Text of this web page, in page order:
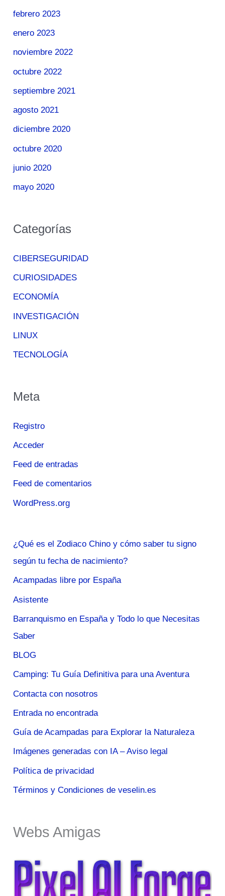
febrero 2023
enero 2023
noviembre 2022
octubre 2022
septiembre 2021
agosto 2021
diciembre 2020
octubre 2020
junio 2020
mayo 2020
Categorías
CIBERSEGURIDAD
CURIOSIDADES
ECONOMÍA
INVESTIGACIÓN
LINUX
TECNOLOGÍA
Meta
Registro
Acceder
Feed de entradas
Feed de comentarios
WordPress.org
¿Qué es el Zodiaco Chino y cómo saber tu signo
según tu fecha de nacimiento?
Acampadas libre por España
Asistente
Barranquismo en España y Todo lo que Necesitas
Saber
BLOG
Camping: Tu Guía Definitiva para una Aventura
Contacta con nosotros
Entrada no encontrada
Guía de Acampadas para Explorar la Naturaleza
Imágenes generadas con IA – Aviso legal
Política de privacidad
Términos y Condiciones de veselin.es
Webs Amigas